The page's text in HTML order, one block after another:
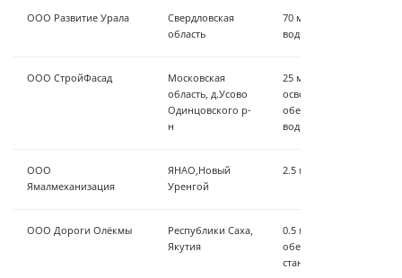
ООО Развитие Урала
Свердловская
область
70 м³/час осветлению и
воды
ООО СтройФасад
Московская
область, д.Усово
Одинцовского р-
н
25 м³/час
осветление,
обеззараживание,
воды
ООО
Ямалмеханизация
ЯНАО,Новый
Уренгой
2.5 м³/час - ионный
ООО Дороги Олёкмы
Республики Саха,
Якутия
0.5 м³/час -
обеззараживание,
станция